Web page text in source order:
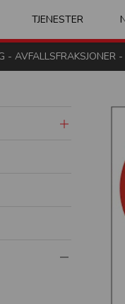
1 på
TJENESTER
- AVFALLSFRAKSJONER -